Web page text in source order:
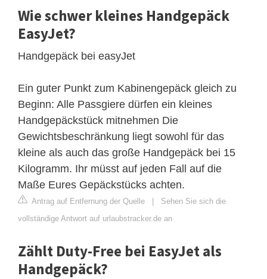
Wie schwer kleines Handgepäck
EasyJet?
Handgepäck bei easyJet
Ein guter Punkt zum Kabinengepäck gleich zu
Beginn: Alle Passgiere dürfen ein kleines
Handgepäckstück mitnehmen Die
Gewichtsbeschränkung liegt sowohl für das
kleine als auch das große Handgepäck bei 15
Kilogramm. Ihr müsst auf jeden Fall auf die
Maße Eures Gepäckstücks achten.
Antrag auf Entfernung der Quelle | Sehen Sie sich die
vollständige Antwort auf urlaubstracker.de an
Zählt Duty-Free bei EasyJet als
Handgepäck?